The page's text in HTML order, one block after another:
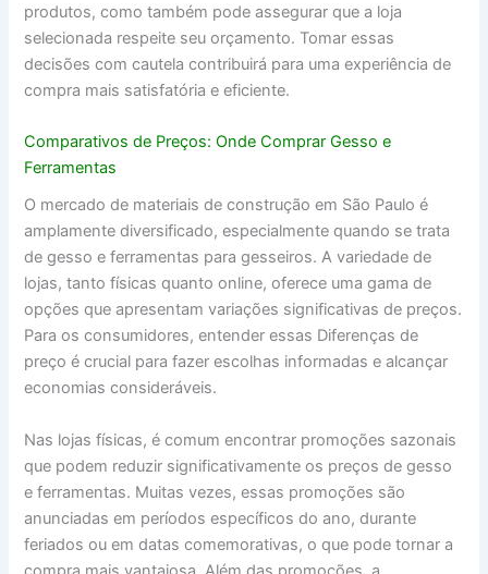
produtos, como também pode assegurar que a loja
selecionada respeite seu orçamento. Tomar essas
decisões com cautela contribuirá para uma experiência de
compra mais satisfatória e eficiente.
Comparativos de Preços: Onde Comprar Gesso e
Ferramentas
O mercado de materiais de construção em São Paulo é
amplamente diversificado, especialmente quando se trata
de gesso e ferramentas para gesseiros. A variedade de
lojas, tanto físicas quanto online, oferece uma gama de
opções que apresentam variações significativas de preços.
Para os consumidores, entender essas Diferenças de
preço é crucial para fazer escolhas informadas e alcançar
economias consideráveis.
Nas lojas físicas, é comum encontrar promoções sazonais
que podem reduzir significativamente os preços de gesso
e ferramentas. Muitas vezes, essas promoções são
anunciadas em períodos específicos do ano, durante
feriados ou em datas comemorativas, o que pode tornar a